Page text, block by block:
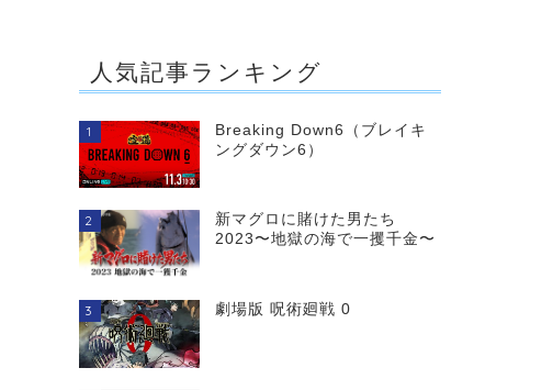
人気記事ランキング
1
Breaking Down6（ブレイキ
ングダウン6）
2
新マグロに賭けた男たち
2023〜地獄の海で一攫千金〜
3 劇場版 呪術廻戦 0